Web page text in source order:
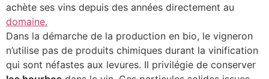
achète ses vins depuis des années directement au
domaine.
Dans la démarche de la production en bio, le vigneron
n’utilise pas de produits chimiques durant la vinification
qui sont néfastes aux levures. Il privilégie de conserver